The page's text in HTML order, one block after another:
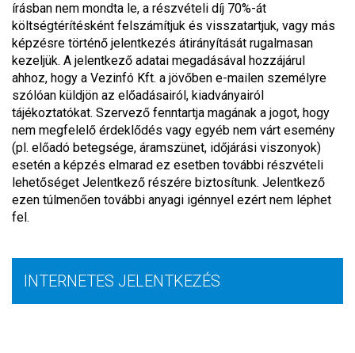
írásban nem mondta le, a részvételi díj 70%-át
költségtérítésként felszámítjuk és visszatartjuk, vagy más
képzésre történő jelentkezés átirányítását rugalmasan
kezeljük. A jelentkező adatai megadásával hozzájárul
ahhoz, hogy a Vezinfó Kft. a jövőben e-mailen személyre
szólóan küldjön az előadásairól, kiadványairól
tájékoztatókat. Szervező fenntartja magának a jogot, hogy
nem megfelelő érdeklődés vagy egyéb nem várt esemény
(pl. előadó betegsége, áramszünet, időjárási viszonyok)
esetén a képzés elmarad ez esetben további részvételi
lehetőséget Jelentkező részére biztosítunk. Jelentkező
ezen túlmenően további anyagi igénnyel ezért nem léphet
fel.
INTERNETES JELENTKEZÉS